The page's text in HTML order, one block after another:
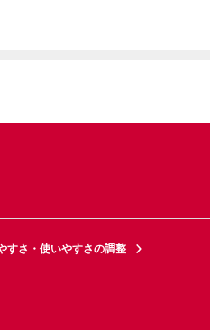
すさ・使いやすさの調整